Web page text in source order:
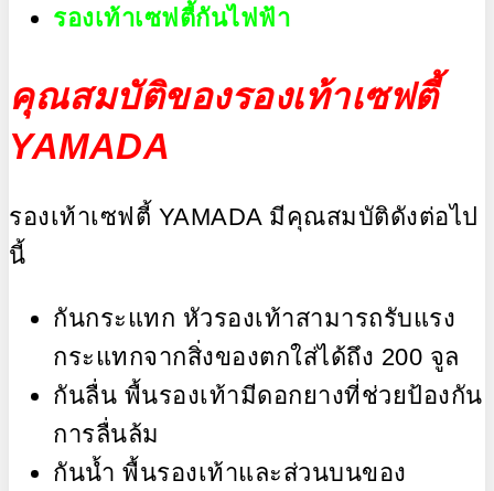
รองเท้าเซฟตี้กันไฟฟ้า
คุณสมบัติของรองเท้าเซฟตี้
YAMADA
รองเท้าเซฟตี้ YAMADA มีคุณสมบัติดังต่อไป
นี้
กันกระแทก หัวรองเท้าสามารถรับแรง
กระแทกจากสิ่งของตกใส่ได้ถึง 200 จูล
กันลื่น พื้นรองเท้ามีดอกยางที่ช่วยป้องกัน
การลื่นล้ม
กันน้ำ พื้นรองเท้าและส่วนบนของ